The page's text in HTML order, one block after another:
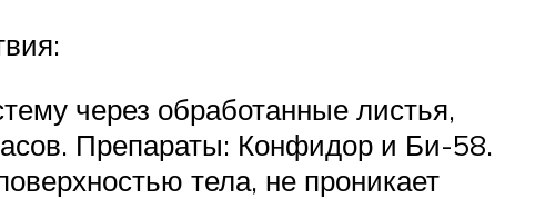
через обработанные листья,
Препараты: Конфидор и Би-58.
тела, не проникает